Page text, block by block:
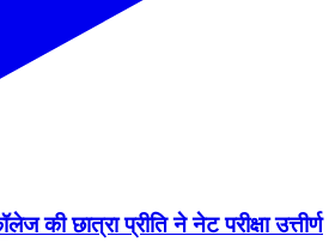
की छात्रा प्रीति ने नेट परीक्षा उत्तीर्ण